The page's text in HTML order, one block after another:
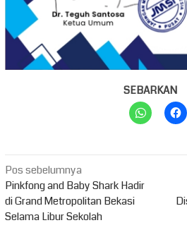
SEBARKAN
Navigasi
pos
Pos sebelumnya
Pinkfong and Baby Shark Hadir
di Grand Metropolitan Bekasi
Selama Libur Sekolah